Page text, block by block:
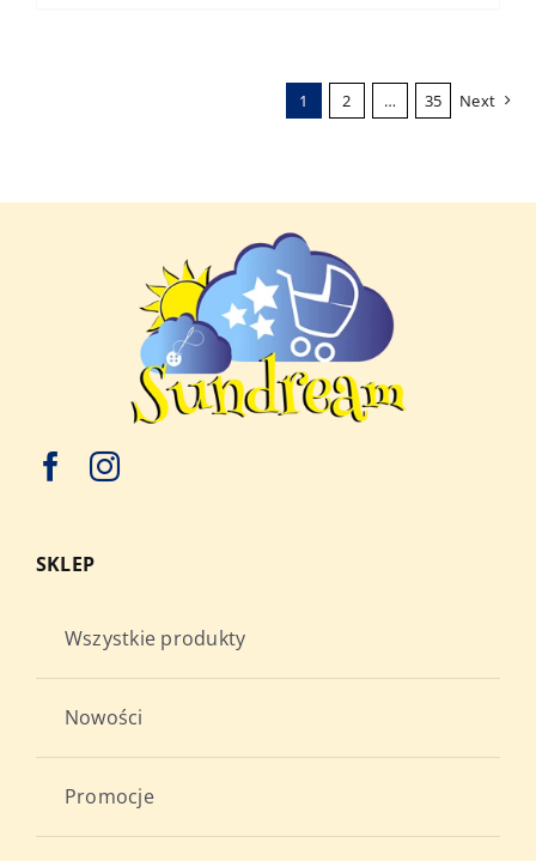
1 2 … 35 Next
SKLEP
Wszystkie produkty
Nowości
Promocje